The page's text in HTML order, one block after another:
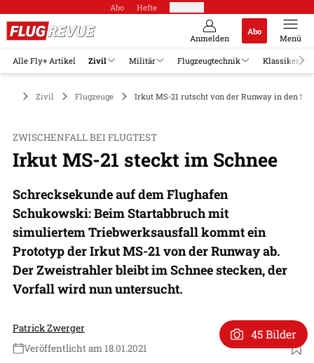
Abo Hefte
Anmelden
Abo
Menü
Alle Fly+ Artikel Zivil Militär Flugzeugtechnik Klassiker
Zivil Flugzeuge Irkut MS-21 rutscht von der Runway in den
ZWISCHENFALL BEI FLUGTEST
Irkut MS-21 steckt im Schnee
Schrecksekunde auf dem Flughafen
Schukowski: Beim Startabbruch mit
simuliertem Triebwerksausfall kommt ein
Prototyp der Irkut MS-21 von der Runway ab.
Der Zweistrahler bleibt im Schnee stecken, der
Vorfall wird nun untersucht.
Patrick Zwerger
Veröffentlicht am 18.01.2021
Foto: UAC
45 Bilder